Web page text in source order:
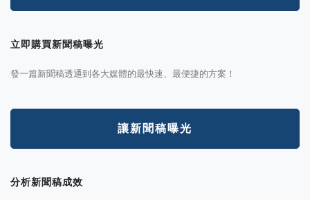
立即購買新聞稿曝光
發一篇新聞稿透通到各大媒體的最快速、最便捷的方案！
讓新聞稿曝光
分析新聞稿成效